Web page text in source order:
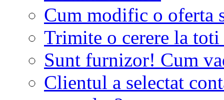
Cum modific o oferta
Trimite o cerere la
Sunt furnizor! Cum
Clientul a selectat